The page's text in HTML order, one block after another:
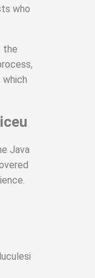
who
the
Java